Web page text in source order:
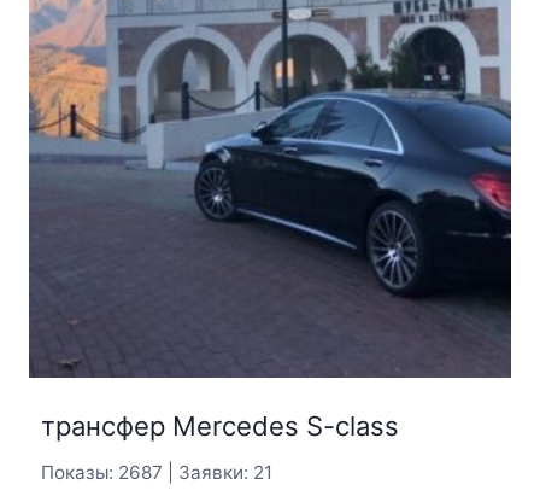
трансфер Mercedes S-class
Показы: 2687 | Заявки: 21